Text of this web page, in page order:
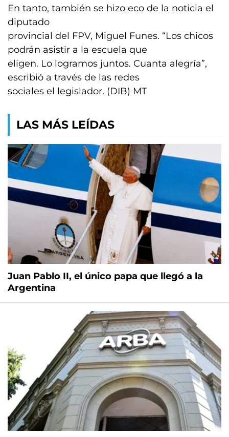
En tanto, también se hizo eco de la noticia el
diputado
provincial del FPV, Miguel Funes. “Los chicos
podrán asistir a la escuela que
eligen. Lo logramos juntos. Cuanta alegría”,
escribió a través de las redes
sociales el legislador. (DIB) MT
LAS MÁS LEÍDAS
Juan Pablo II, el único papa que llegó a la
Argentina